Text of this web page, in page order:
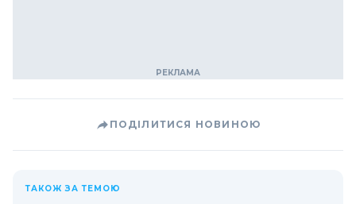
ПОДІЛИТИСЯ НОВИНОЮ
ТАКОЖ ЗА ТЕМОЮ